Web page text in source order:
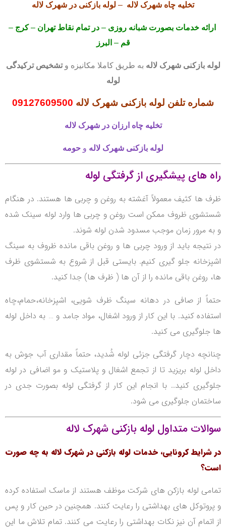
تخلیه چاه شهرک لاله – لوله بازکنی در شهرک لاله
ارائه خدمات بصورت شبانه روزی – در تمام نقاط تهران –کرج –
قم – البرز
لوله بازکنی شهرک لاله به طریق کاملا مکانیزه وتشخیص ترکیدگی
لوله
شماره تلفن لوله بازکنی شهرک لاله 09127609500
تخلیه چاه ارزان در شهرک لاله
لوله بازکنی شهرک لاله و حومه
راه های پیشگیری از گرفتگی لوله
ظرف ها کثیف معمولاً آغشته به روغن و چربی ها هستند. در هنگام
شستشوی ظروف ممکن است روغن و چربی ها وارد لوله سینک شده
و به مرور زمان موجب مسدود شدن لوله شوند.
در نتیجه باید از ورود چربی ها و روغن باقی مانده ظروف به سینگ
اشپزخانه جلو گیری کنیم.بایستی قبل از شروع به شستشوی ظرف
ها، روغن باقی مانده را از آن ها ( ظرف ها) جدا کنید.
حتماً از صافی در دهانه سینگ ظرف شویی، اشپزخانه،حمام،چاه
استفاده کنید. با این کار از ورود اشغال، مواد جامد و … به داخل لوله
ها جلوگیری می کنید.
چنانچه دچار گرفتگی جزئی لوله شُدید، حتماً مقداری آب جوش به
داخل لوله بریزید تا از تجمع اشغال و پلاستیک و مو اضافی در لوله
جلوگیری کنید.. با انجام این کار از گرفتگی لوله بصورت جدی در
ساختمان جلوگیری می شود.
سوالات متداول لوله بازکنی شهرک لاله
در شرایط کرونایی، خدمات لوله بازکنی در شهرک لاله به چه صورت
است؟
تمامی لوله بازکن های شرکت موظف هستند از ماسک استفاده کرده
و پروتوکل های بهداشتی را رعایت کنند. همچنین در حین کار و پس
از اتمام آن نیز نکات بهداشتی را رعایت می کنند. تمام تلاش ما این